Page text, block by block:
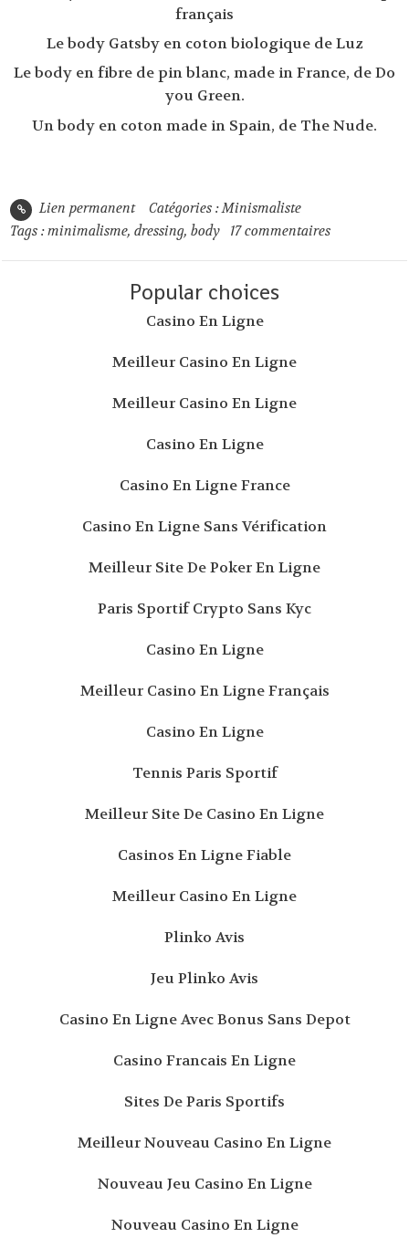
français
Le body Gatsby en coton biologique de Luz
Le body en fibre de pin blanc, made in France, de Do
you Green.
Un body en coton made in Spain, de The Nude.
Lien permanent Catégories :Minismaliste
Tags :minimalisme,dressing,body 17 commentaires
Popular choices
Casino En Ligne
Meilleur Casino En Ligne
Meilleur Casino En Ligne
Casino En Ligne
Casino En Ligne France
Casino En Ligne Sans Vérification
Meilleur Site De Poker En Ligne
Paris Sportif Crypto Sans Kyc
Casino En Ligne
Meilleur Casino En Ligne Français
Casino En Ligne
Tennis Paris Sportif
Meilleur Site De Casino En Ligne
Casinos En Ligne Fiable
Meilleur Casino En Ligne
Plinko Avis
Jeu Plinko Avis
Casino En Ligne Avec Bonus Sans Depot
Casino Francais En Ligne
Sites De Paris Sportifs
Meilleur Nouveau Casino En Ligne
Nouveau Jeu Casino En Ligne
Nouveau Casino En Ligne